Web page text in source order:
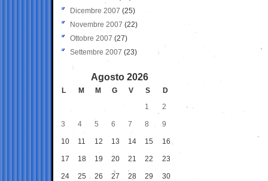
Dicembre 2007 (25)
Novembre 2007 (22)
Ottobre 2007 (27)
Settembre 2007 (23)
Agosto 2026
L M M G V S
D
1
2
3 4 5 6 7 8 9
10 11 12 13 14 15 16
17 18 19 20 21 22 23
24 25 26 27 28 29 30